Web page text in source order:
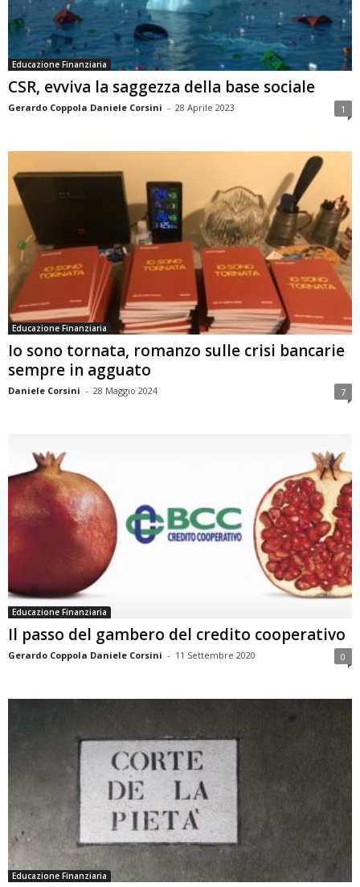
Educazione Finanziaria
CSR, evviva la saggezza della base sociale
Gerardo Coppola Daniele Corsini - 28 Aprile 2023 1
Educazione Finanziaria
Io sono tornata, romanzo sulle crisi bancarie
sempre in agguato
Daniele Corsini - 28 Maggio 2024 7
Educazione Finanziaria
Il passo del gambero del credito cooperativo
Gerardo Coppola Daniele Corsini - 11 Settembre 2020 0
Educazione Finanziaria